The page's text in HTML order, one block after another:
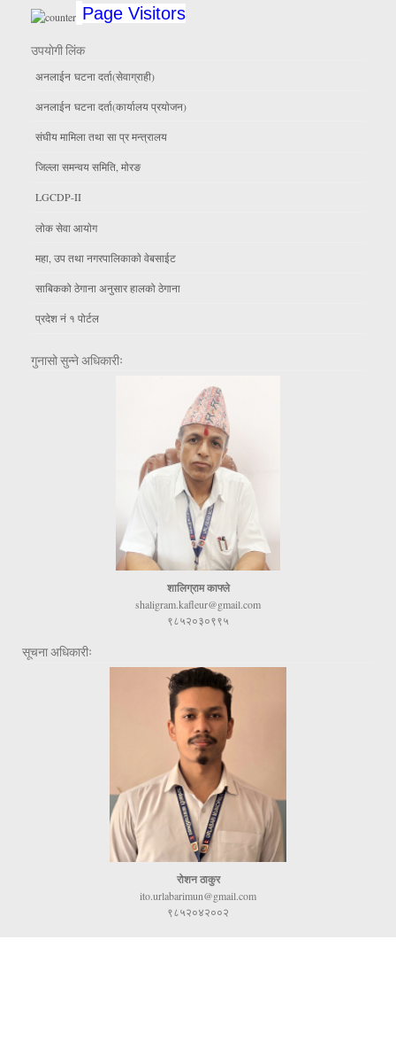
Page Visitors
उपयाेगी लिंक
अनलाईन घटना दर्ता(सेवाग्राही)
अनलाईन घटना दर्ता(कार्यालय प्रयाेजन)
संघीय मामिला तथा सा प्र मन्त्रालय
जिल्ला समन्वय समिति, माेरङ
LGCDP-II
लाेक सेवा आयाेग
महा, उप तथा नगरपालिकाकाे वेबसाईट
साबिकको ठेगाना अनुसार हालको ठेगाना
प्रदेश नं १ पोर्टल
गुनासो सुन्ने अधिकारीः
शालिग्राम काफ्ले
shaligram.kafleur@gmail.com
९८५२०३०९९५
सूचना अधिकारीः
रोशन ठाकुर
ito.urlabarimun@gmail.com
९८५२०४२००२